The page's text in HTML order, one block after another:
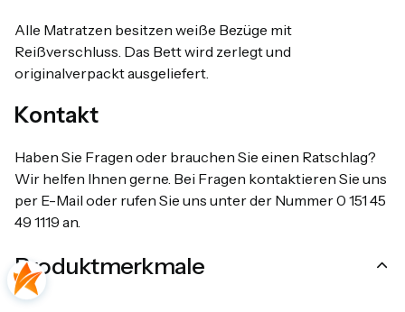
Alle Matratzen besitzen weiße Bezüge mit
Reißverschluss. Das Bett wird zerlegt und
originalverpackt ausgeliefert.
Kontakt
Haben Sie Fragen oder brauchen Sie einen Ratschlag?
Wir helfen Ihnen gerne. Bei Fragen kontaktieren Sie uns
per E-Mail oder rufen Sie uns unter der Nummer 0 151 45
49 1119 an.
Produktmerkmale